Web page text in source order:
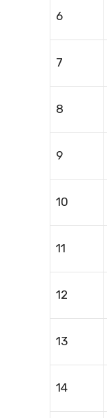
6
7
8
9
10
11
12
13
14